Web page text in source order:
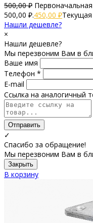
500,00₽
500,00 ₽.450,00 ₽Текущая
Нашли дешевле?
×
Нашли дешевле?
Мы перезвоним Вам в
Ваше имя
Телефон *
E-mail
Ссылка на аналогичный
Отправить
✓
Спасибо за обращение!
Мы перезвоним Вам в
Закрыть
В корзину